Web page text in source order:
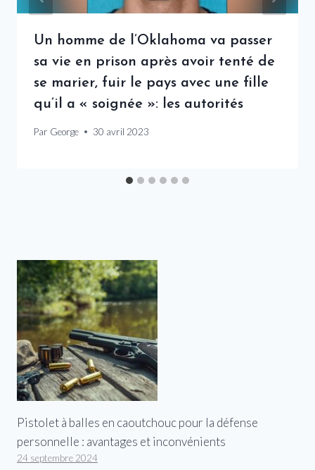
Un homme de l’Oklahoma va passer
sa vie en prison après avoir tenté de
se marier, fuir le pays avec une fille
qu’il a « soignée »: les autorités
Par George 30 avril 2023
Pistolet à balles en caoutchouc pour la défense
personnelle : avantages et inconvénients
24 septembre 2024